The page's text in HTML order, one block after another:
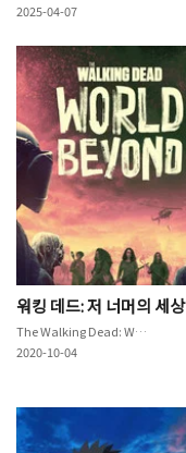
2025-04-07
워킹 데드: 저 너머의 세상
The Walking Dead: World Beyond
2020-10-04